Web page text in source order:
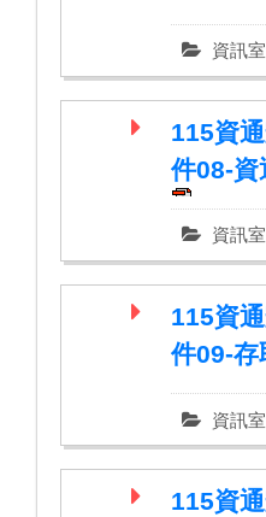
資訊室
115資
件08-資
資訊室
115資
件09-存
資訊室
115資